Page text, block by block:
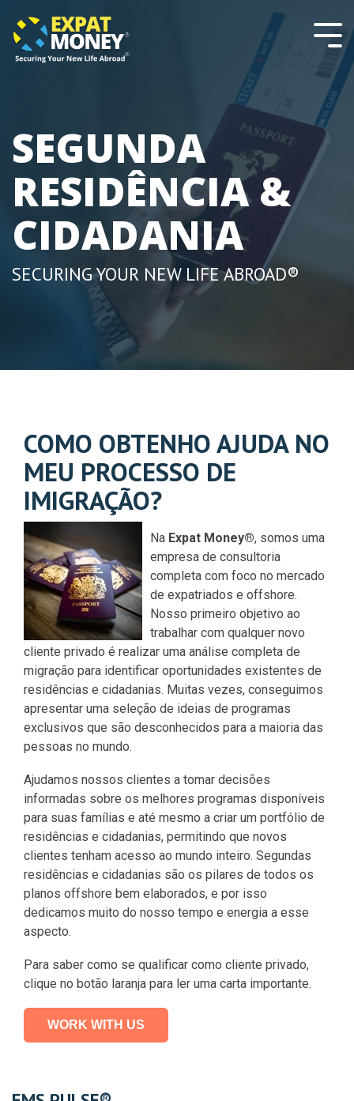
note:
This
website
the
main
SEGUNDA
RESIDÊNCIA &
CIDADANIA
SECURING YOUR NEW LIFE ABROAD®
COMO OBTENHO AJUDA NO
MEU PROCESSO DE
IMIGRAÇÃO?
Na Expat Money®, somos uma
empresa de consultoria
completa com foco no mercado
de expatriados e offshore.
Nosso primeiro objetivo ao
trabalhar com qualquer novo
cliente privado é realizar uma análise completa de
migração para identificar oportunidades existentes de
residências e cidadanias. Muitas vezes, conseguimos
apresentar uma seleção de ideias de programas
exclusivos que são desconhecidos para a maioria das
pessoas no mundo.
Ajudamos nossos clientes a tomar decisões
informadas sobre os melhores programas disponíveis
para suas famílias e até mesmo a criar um portfólio de
residências e cidadanias, permitindo que novos
clientes tenham acesso ao mundo inteiro. Segundas
residências e cidadanias são os pilares de todos os
planos offshore bem elaborados, e por isso
dedicamos muito do nosso tempo e energia a esse
aspecto.
Para saber como se qualificar como cliente privado,
clique no botão laranja para ler uma carta importante.
WORK WITH US